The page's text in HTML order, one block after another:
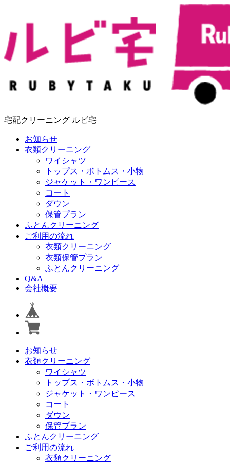
宅配クリーニング ルビ宅
お知らせ
衣類クリーニング
ワイシャツ
トップス・ボトムス・小物
ジャケット・ワンピース
コート
ダウン
保管プラン
ふとんクリーニング
ご利用の流れ
衣類クリーニング
衣類保管プラン
ふとんクリーニング
Q&A
会社概要
お知らせ
衣類クリーニング
ワイシャツ
トップス・ボトムス・小物
ジャケット・ワンピース
コート
ダウン
保管プラン
ふとんクリーニング
ご利用の流れ
衣類クリーニング